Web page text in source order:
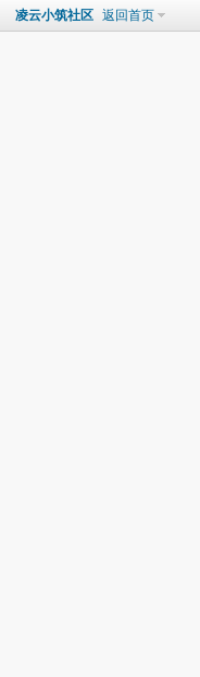
凌云小筑社区 返回首页